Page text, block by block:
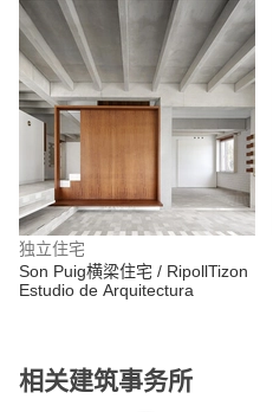
独立住宅
Son Puig横梁住宅 / RipollTizon
Estudio de Arquitectura
相关建筑事务所